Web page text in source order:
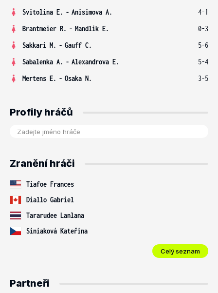
Svitolina E. - Anisimova A.
4-1
Brantmeier R. - Mandlik E.
0-3
Sakkari M. - Gauff C.
5-6
Sabalenka A. - Alexandrova E.
5-4
Mertens E. - Osaka N. 3-5
Profily hráčů
Zranění hráči
Tiafoe Frances
Diallo Gabriel
Tararudee Lanlana
Siniaková Kateřina
Celý seznam
Partneři